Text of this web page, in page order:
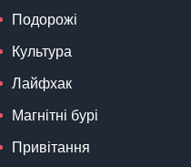
Подорожі
Культура
Лайфхак
Магнітні бурі
Привітання